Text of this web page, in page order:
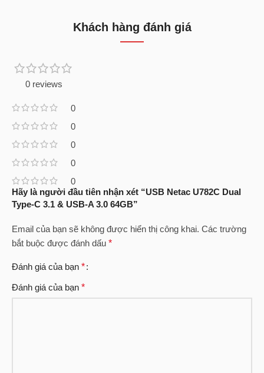
Khách hàng đánh giá
0 reviews
0
0
0
0
0
Hãy là người đầu tiên nhận xét “USB Netac U782C Dual
Type-C 3.1 & USB-A 3.0 64GB”
Email của bạn sẽ không được hiển thị công khai. Các trường
bắt buộc được đánh dấu *
Đánh giá của bạn *
Đánh giá của bạn *